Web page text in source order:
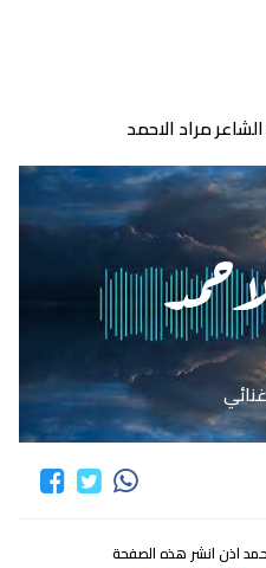
مراد الاحمد
اذن انشر هذه الصفحة